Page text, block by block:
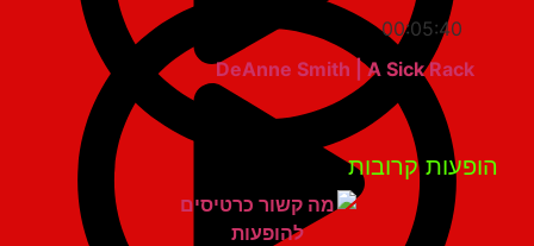
00:05:40
DeAnne Smith | A Sick Rack
קרובות